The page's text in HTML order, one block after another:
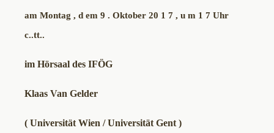
am Montag , d em 9 . Oktober 20 1 7 , u m 1 7 Uhr
c..tt..
im Hörsaal des IFÖG
Klaas Van Gelder
( Universität Wien / Universität Gent )